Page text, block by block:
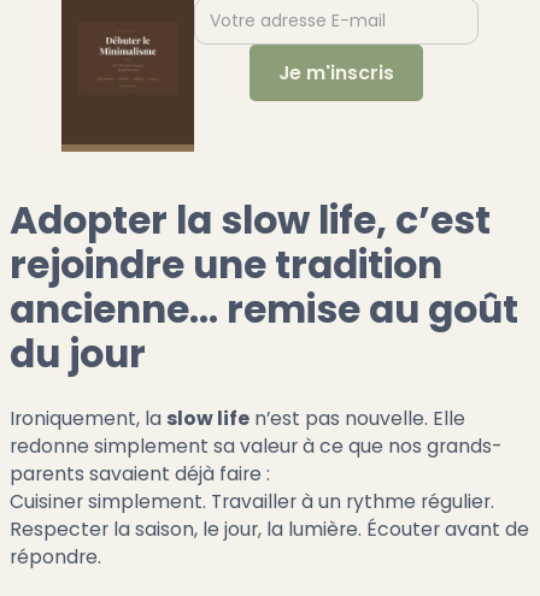
Adopter la slow life, c’est
rejoindre une tradition
ancienne… remise au goût
du jour
Ironiquement, la slow lifen’est pas nouvelle. Elle
redonne simplement sa valeur à ce que nos grands-
parents savaient déjà faire :
Cuisiner simplement. Travailler à un rythme régulier.
Respecter la saison, le jour, la lumière. Écouter avant de
répondre.